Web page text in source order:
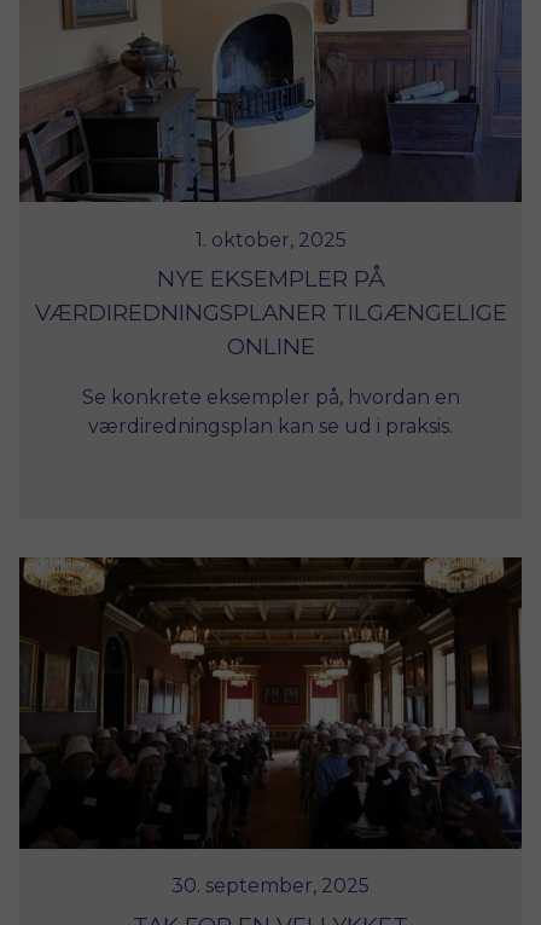
1. oktober, 2025
NYE EKSEMPLER PÅ
VÆRDIREDNINGSPLANER TILGÆNGELIGE
ONLINE
Se konkrete eksempler på, hvordan en
værdiredningsplan kan se ud i praksis.
30. september, 2025